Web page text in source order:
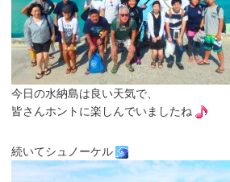
今日の水納島は良い天気で、
皆さんホントに楽しんでいましたね
続いてシュノーケル